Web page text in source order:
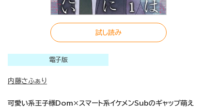
試し読み
電子版
内藤さふぁり
可愛い系王子様Dom×スマート系イケメンSubのギャップ萌え